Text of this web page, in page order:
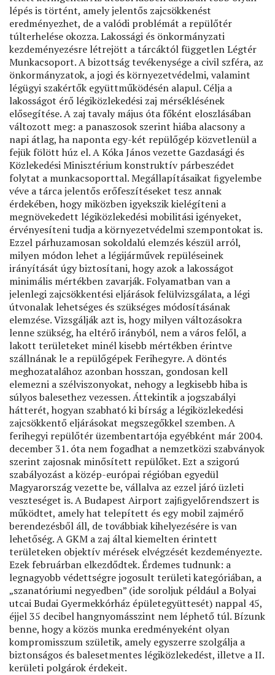
lépés is történt, amely jelentős zajcsökkenést
eredményezhet, de a valódi problémát a repülőtér
túlterhelése okozza. Lakossági és önkormányzati
kezdeményezésre létrejött a tárcáktól független Légtér
Munkacsoport. A bizottság tevékenysége a civil szféra, az
önkormányzatok, a jogi és környezetvédelmi, valamint
légügyi szakértők együttműködésén alapul. Célja a
lakosságot érő légiközlekedési zaj mérséklésének
elősegítése. A zaj tavaly május óta főként eloszlásában
változott meg: a panaszosok szerint hiába alacsony a
napi átlag, ha naponta egy-két repülőgép közvetlenül a
fejük fölött húz el. A Kóka János vezette Gazdasági és
Közlekedési Minisztérium konstruktív párbeszédet
folytat a munkacsoporttal. Megállapításaikat ﬁgyelembe
véve a tárca jelentős erőfeszítéseket tesz annak
érdekében, hogy miközben igyekszik kielégíteni a
megnövekedett légiközlekedési mobilitási igényeket,
érvényesíteni tudja a környezetvédelmi szempontokat is.
Ezzel párhuzamosan sokoldalú elemzés készül arról,
milyen módon lehet a légijárművek repüléseinek
irányítását úgy biztosítani, hogy azok a lakosságot
minimális mértékben zavarják. Folyamatban van a
jelenlegi zajcsökkentési eljárások felülvizsgálata, a légi
útvonalak lehetséges és szükséges módosításának
elemzése. Vizsgálják azt is, hogy milyen változásokra
lenne szükség, ha eltérő irányból, nem a város felől, a
lakott területeket minél kisebb mértékben érintve
szállnának le a repülőgépek Ferihegyre. A döntés
meghozatalához azonban hosszan, gondosan kell
elemezni a szélviszonyokat, nehogy a legkisebb hiba is
súlyos balesethez vezessen. Áttekintik a jogszabályi
hátterét, hogyan szabható ki bírság a légiközlekedési
zajcsökkentő eljárásokat megszegőkkel szemben. A
ferihegyi repülőtér üzembentartója egyébként már 2004.
december 31. óta nem fogadhat a nemzetközi szabványok
szerint zajosnak minősített repülőket. Ezt a szigorú
szabályozást a közép-európai régióban egyedül
Magyarország vezette be, vállalva az ezzel járó üzleti
veszteséget is. A Budapest Airport zajﬁgyelőrendszert is
működtet, amely hat telepített és egy mobil zajmérő
berendezésből áll, de továbbiak kihelyezésére is van
lehetőség. A GKM a zaj által kiemelten érintett
területeken objektív mérések elvégzését kezdeményezte.
Ezek februárban elkezdődtek. Érdemes tudnunk: a
legnagyobb védettségre jogosult területi kategóriában, a
„szanatóriumi negyedben” (ide soroljuk például a Bolyai
utcai Budai Gyermekkórház épületegyüttesét) nappal 45,
éjjel 35 decibel hangnyomásszint nem léphető túl. Bízunk
benne, hogy a közös munka eredményeként olyan
kompromisszum születik, amely egyszerre szolgálja a
biztonságos és balesetmentes légiközlekedést, illetve a II.
kerületi polgárok érdekeit.